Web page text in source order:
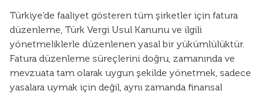
Türkiye’de faaliyet gösteren tüm şirketler için fatura
düzenleme, Türk Vergi Usul Kanunu ve ilgili
yönetmeliklerle düzenlenen yasal bir yükümlülüktür.
Fatura düzenleme süreçlerini doğru, zamanında ve
mevzuata tam olarak uygun şekilde yönetmek, sadece
yasalara uymak için değil, aynı zamanda finansal